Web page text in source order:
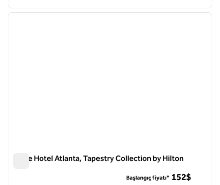
1 / 12
Wylie Hotel Atlanta, Tapestry Collection by Hilton
Başlangıç fiyatı* 152$